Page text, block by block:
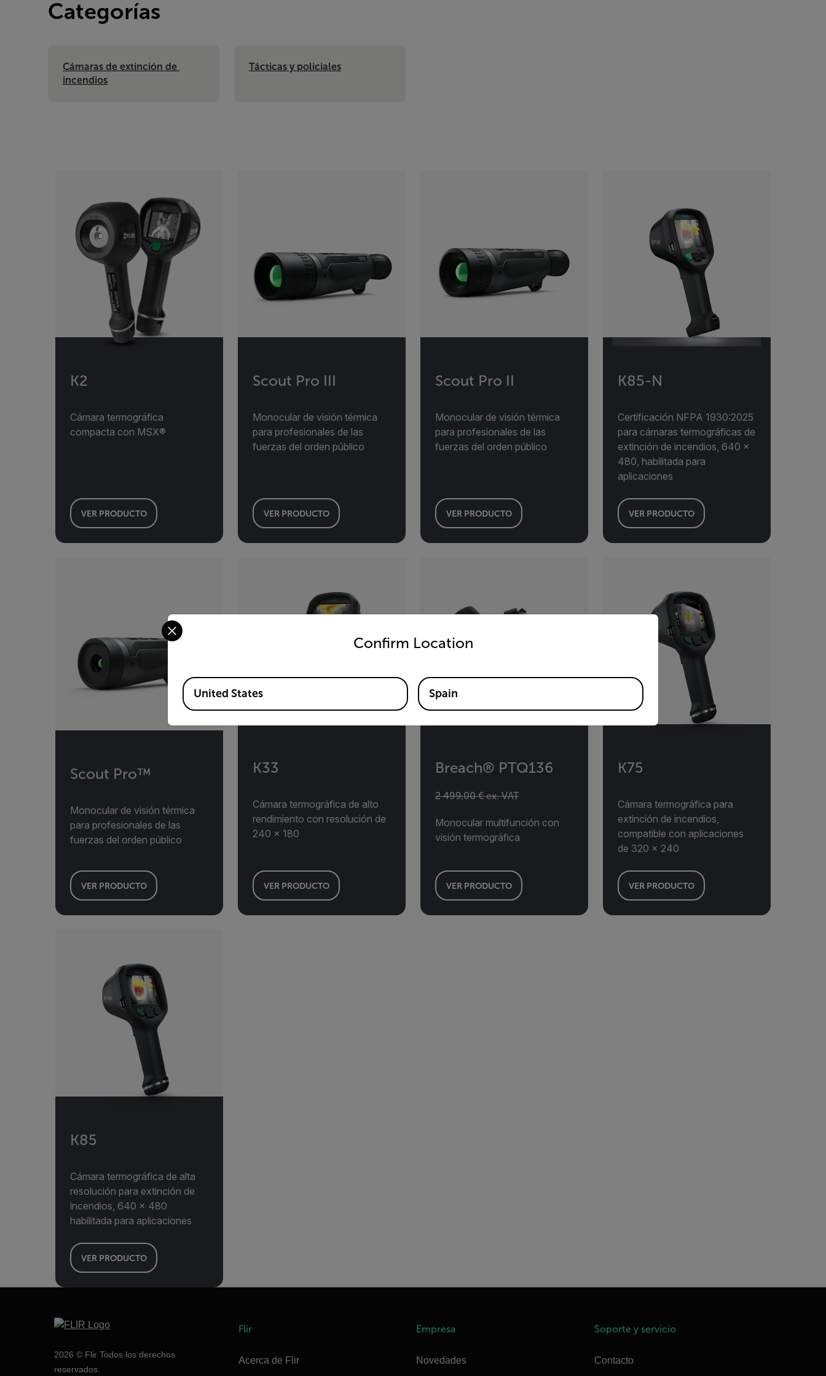
Categorías
Cámaras de extinción de
incendios
Tácticas y policiales
K2
Cámara termográfica
compacta con MSX®
VER PRODUCTO
Scout Pro III
Monocular de visión térmica
para profesionales de las
fuerzas del orden público
VER PRODUCTO
Scout Pro II
Monocular de visión térmica
para profesionales de las
fuerzas del orden público
VER PRODUCTO
K85-N
Certificación NFPA 1930:2025
para cámaras termográficas de
extinción de incendios, 640 ×
480, habilitada para
aplicaciones
VER PRODUCTO
Scout Pro™
Monocular de visión térmica
para profesionales de las
fuerzas del orden público
VER PRODUCTO
K33
Cámara termográfica de alto
rendimiento con resolución de
240 × 180
VER PRODUCTO
Breach® PTQ136
2 499,00 € ex. VAT
Monocular multifunción con
visión termográfica
VER PRODUCTO
K75
Cámara termográfica para
extinción de incendios,
compatible con aplicaciones
de 320 × 240
VER PRODUCTO
K85
Cámara termográfica de alta
resolución para extinción de
incendios, 640 × 480
habilitada para aplicaciones
VER PRODUCTO
2026 © Flir Todos los derechos
reservados.
Flir
Acerca de Flir
Empresa
Novedades
Soporte y servicio
Contacto
Confirm Location
Select your preferred country and language from the options below to access the appropriate version of our website.
Available Locations
United States Spain